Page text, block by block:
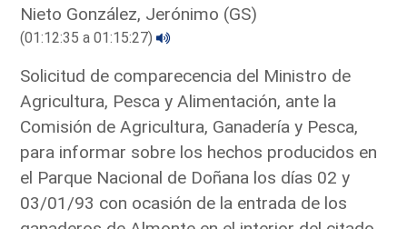
Nieto González, Jerónimo (GS)
(01:12:35 a 01:15:27)
Solicitud de comparecencia del Ministro de
Agricultura, Pesca y Alimentación, ante la
Comisión de Agricultura, Ganadería y Pesca,
para informar sobre los hechos producidos en
el Parque Nacional de Doñana los días 02 y
03/01/93 con ocasión de la entrada de los